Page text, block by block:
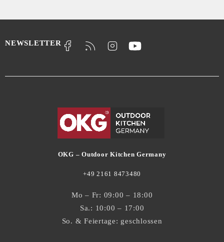
OKG – Outdoor Kitchen Germany
+49 2161 8473480
Mo – Fr: 09:00 – 18:00
Sa.: 10:00 – 17:00
So. & Feiertage: geschlossen
NEWSLETTER